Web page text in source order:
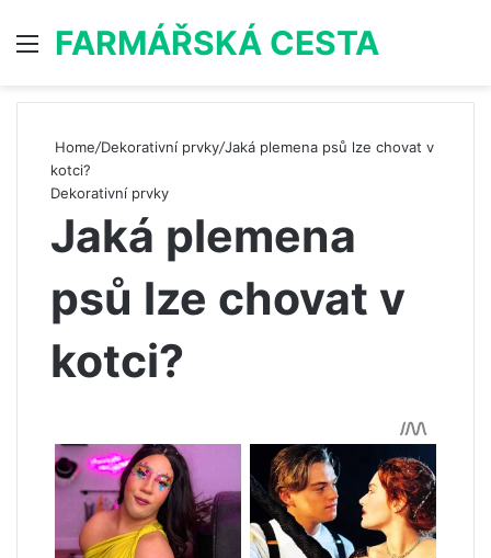
Menu
FARMÁŘSKÁ CESTA
Home/Dekorativní prvky/Jaká plemena psů lze chovat v
kotci?
Dekorativní prvky
Jaká plemena
psů lze chovat v
kotci?